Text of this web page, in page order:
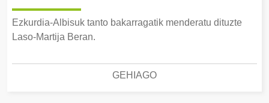
Ezkurdia-Albisuk tanto bakarragatik menderatu dituzte
Laso-Martija Beran.
GEHIAGO